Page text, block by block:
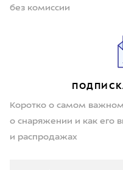
без комиссии
Коротко о самом
о снаряжении и как его
и распродажах